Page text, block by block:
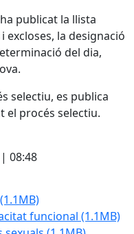
publicat la llista
excloses, la designació
del dia,
selectiu, es publica
el procés selectiu.
08:48
(1.1MB)
funcional (1.1MB)